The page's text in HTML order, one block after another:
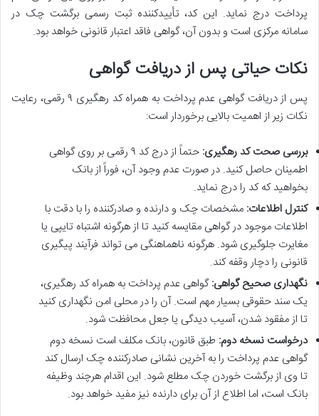
پرداخت درج نماید. این کد، تأییدکننده ثبت رسمی برگشت چک در
سامانه مرکزی است و بدون آن، گواهی فاقد اعتبار قانونی خواهد بود.
نکات حیاتی پس از دریافت گواهی
پس از دریافت گواهی عدم پرداخت به همراه کد رهگیری ۹ رقمی، رعایت
نکات زیر از اهمیت بالایی برخوردار است:
بررسی صحت کد رهگیری:
حتماً از درج کد ۹ رقمی بر روی گواهی
اطمینان حاصل کنید. در صورت عدم وجود آن، فوراً از بانک
بخواهید که کد را درج نماید.
کنترل اطلاعات: مشخصات چک و دارنده و صادرکننده را با دقت با
اطلاعات موجود در گواهی مقایسه کنید تا از هرگونه اشتباه تایپی یا
مغایرت جلوگیری شود. هرگونه ناهماهنگی می تواند فرآیند پیگیری
قانونی را دچار وقفه کند.
نگهداری صحیح گواهی:گواهی عدم پرداخت به همراه کد رهگیری،
یک سند حقوقی بسیار مهم است. آن را در محلی امن نگهداری کنید
تا از مفقود شدن، آسیب دیدگی یا جعل محافظت شود.
درخواست نسخه دوم: طبق قانون، بانک مکلف است نسخه دوم
گواهی عدم پرداخت را به آخرین نشانی صادرکننده چک ارسال کند
تا وی از برگشت خوردن چک مطلع شود. این اقدام هرچند وظیفه
بانک است، اما اطلاع از آن برای دارنده نیز مفید خواهد بود.